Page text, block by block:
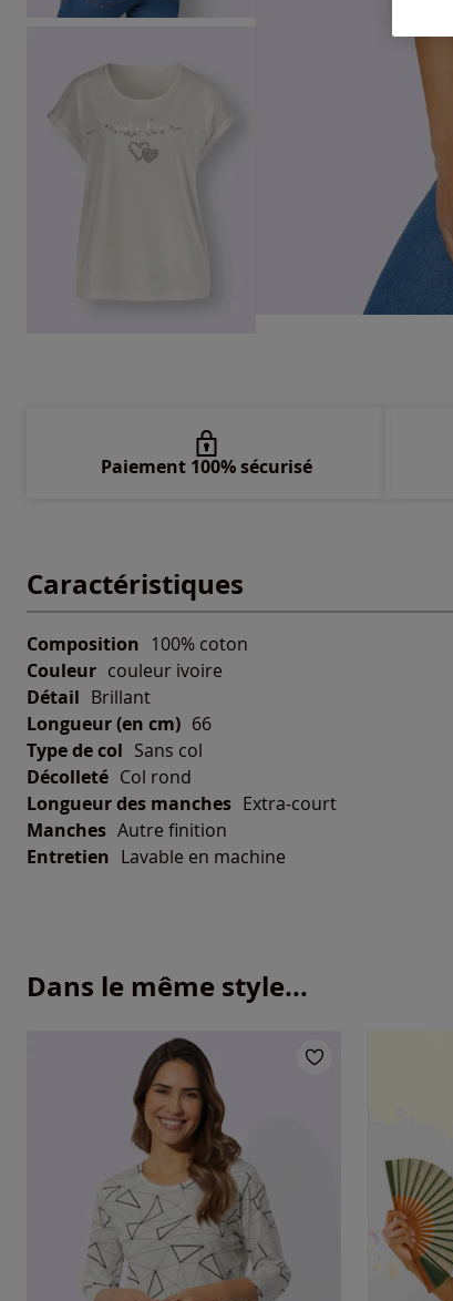
Caractéristiques
Composition 100% coton
Couleur couleur ivoire
Détail Brillant
Longueur (en cm) 66
Type de col Sans col
Décolleté Col rond
Longueur des manches Extra-court
Manches Autre finition
Entretien Lavable en machine
Paiement 100% sécurisé
Dans le même style...